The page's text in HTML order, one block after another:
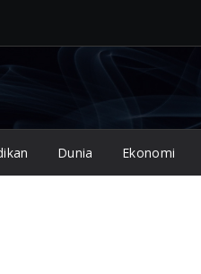
Dunia Ekonomi